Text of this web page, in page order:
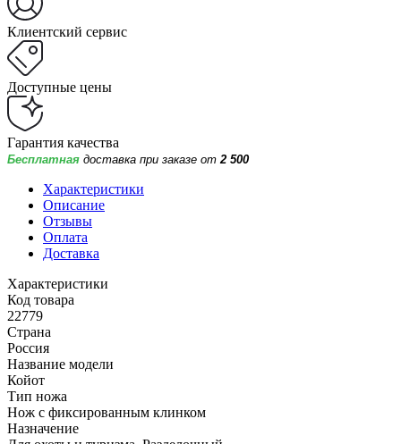
Клиентский сервис
Доступные цены
Гарантия качества
Бесплатная доставка при заказе от 2 500
Характеристики
Описание
Отзывы
Оплата
Доставка
Характеристики
Код товара
22779
Страна
Россия
Название модели
Койот
Тип ножа
Нож с фиксированным клинком
Назначение